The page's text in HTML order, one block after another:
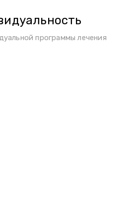
программы лечения